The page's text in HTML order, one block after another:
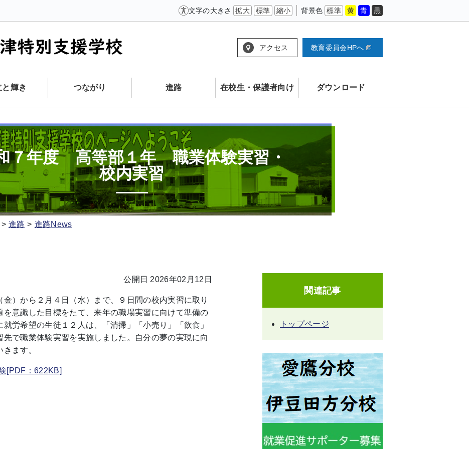
文字の大きさ 拡大 標準 縮小 背景色 標準 黄 青 黒
アクセス 教育委員会HPへ
と輝き つながり 進路 在校生・保護者向け ダウンロード
７年度 高等部１年 職業体験実習・
校内実習
進路
進路News
公開日 2026年02月12日
）から２月４日（水）まで、９日間の校内実習に取り
意識した目標をたて、来年の職場実習に向けて準備の
労希望の生徒１２人は、「清掃」「小売り」「飲食」
先で職業体験実習を実施しました。自分の夢の実現に向
ます。
[PDF：622KB]
関連記事
トップページ